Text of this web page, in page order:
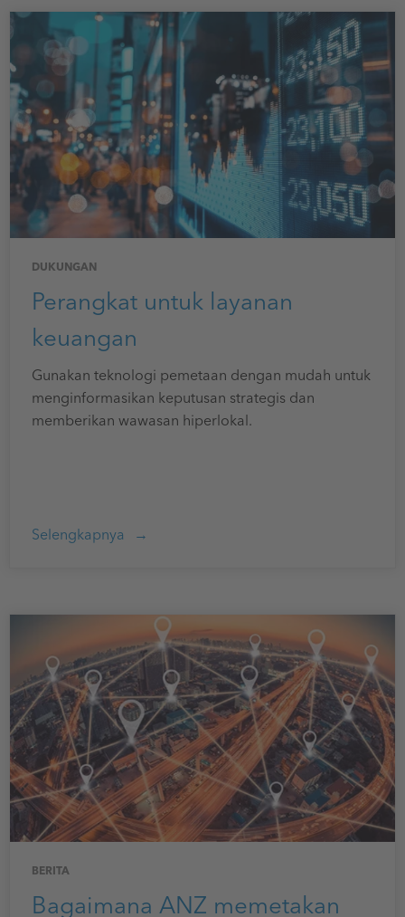
DUKUNGAN
Perangkat untuk layanan
keuangan
Gunakan teknologi pemetaan dengan mudah untuk
menginformasikan keputusan strategis dan
memberikan wawasan hiperlokal.
Selengkapnya
BERITA
Bagaimana ANZ memetakan